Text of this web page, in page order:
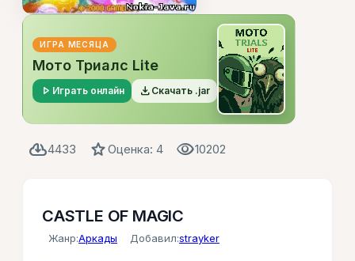
ИГРА МЕСЯЦА
Мото Триалс Lite
play_arrow Играть онлайн file_download Скачать .jar
cloud_download4433 starОценка: 4 visibility10202
CASTLE OF MAGIC
Жанр:Аркады Добавил:strayker